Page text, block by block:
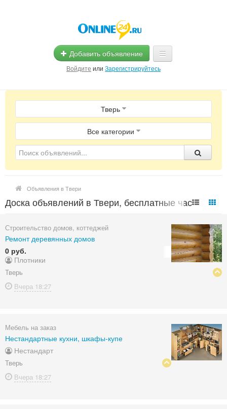
Добавить объявление
Войдите или Зарегистрируйтесь
Главная
Помощь
Услуги
Магазины
Тверь
Все категории
Объявления в Твери
Доска объявлений в Твери, бесплатные частные
Строительство домов, коттеджей
Ремонт деревянных домов
0 руб.
Плотники
Тверь
Вчера 18:27
Мебель на заказ
Нестандартные кухни, шкафы-купе
Нестандарт
Тверь
Вчера 18:27